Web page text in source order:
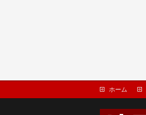
ホーム